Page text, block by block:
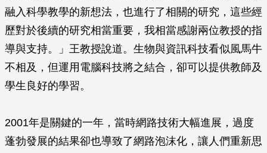
融入科學教學的新想法，也進行了相關的研究，這些經
歷對於後續的研究相當重要，我相當感謝兩位教授的指
導與支持。」王教授說道。生物與資訊科技看似風馬牛
不相及，但運用電腦科技將之結合，卻可以提供教師及
學生良好的學習。
2001年是關鍵的一年，當時網路技術大幅進展，過度
蓬勃發展的結果卻也導致了網路泡沫化，讓人們重新思